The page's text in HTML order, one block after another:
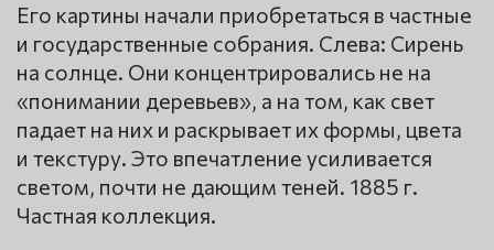
Его картины начали приобретаться в частные
и государственные собрания. Слева: Сирень
на солнце. Они концентрировались не на
«понимании деревьев», а на том, как свет
падает на них и раскрывает их формы, цвета
и текстуру. Это впечатление усиливается
светом, почти не дающим теней. 1885 г.
Частная коллекция.